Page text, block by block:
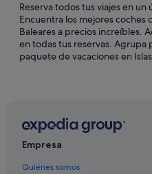
Reserva todos tus viajes en
Encuentra los mejores coches
Baleares a precios increíbles.
en todas tus reservas.
paquete de vacaciones en
Empresa
Quiénes somos